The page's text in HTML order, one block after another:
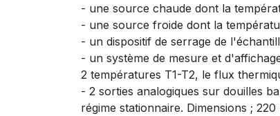
- une source chaude dont la
- une source froide dont la
- un dispositif de serrage de
- un système de mesure et
2 températures T1-T2, le flux
- 2 sorties analogiques sur douilles
régime stationnaire. Dimensions ;